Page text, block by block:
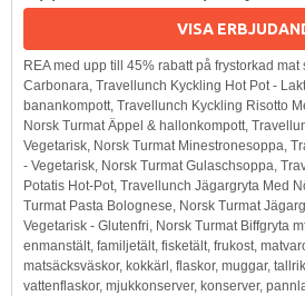
VISA
REA med upp till 45% rabatt på frystorkad
Carbonara, Travellunch Kyckling Hot Pot -
banankompott, Travellunch Kyckling Risotto
Norsk Turmat Äppel & hallonkompott,
Vegetarisk, Norsk Turmat Minestronesoppa,
- Vegetarisk, Norsk Turmat Gulaschsoppa,
Potatis Hot-Pot, Travellunch Jägargryta Med
Turmat Pasta Bolognese, Norsk Turmat
Vegetarisk - Glutenfri, Norsk Turmat Biffgryta
enmanstält, familjetält, fisketält, frukost,
matsäcksväskor, kokkärl, flaskor, muggar,
vattenflaskor, mjukkonserver, konserver,